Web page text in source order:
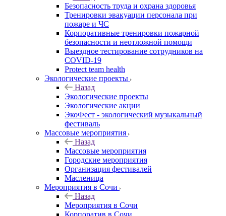
Безопасность труда и охрана здоровья
Тренировки эвакуации персонала при
пожаре и ЧС
Корпоративные тренировки пожарной
безопасности и неотложной помощи
Выездное тестирование сотрудников на
COVID-19
Protect team health
Экологические проекты
Назад
Экологические проекты
Экологические акции
ЭкоФест - экологический музыкальный
фестиваль
Массовые мероприятия
Назад
Массовые мероприятия
Городские мероприятия
Организация фестивалей
Масленица
Мероприятия в Сочи
Назад
Мероприятия в Сочи
Корпоратив в Сочи